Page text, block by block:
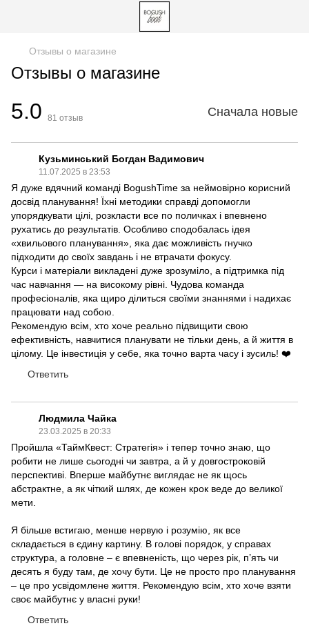
Отзывы о магазине
Отзывы о магазине
5.0 81 отзыв Сначала новые
Кузьминський Богдан Вадимович
11.07.2025 в 23:53
Я дуже вдячний команді BogushTime за неймовірно корисний
досвід планування! Їхні методики справді допомогли
упорядкувати цілі, розкласти все по поличках і впевнено
рухатись до результатів. Особливо сподобалась ідея
«хвильового планування», яка дає можливість гнучко
підходити до своїх завдань і не втрачати фокусу.
Курси і матеріали викладені дуже зрозуміло, а підтримка під
час навчання — на високому рівні. Чудова команда
професіоналів, яка щиро ділиться своїми знаннями і надихає
працювати над собою.
Рекомендую всім, хто хоче реально підвищити свою
ефективність, навчитися планувати не тільки день, а й життя в
цілому. Це інвестиція у себе, яка точно варта часу і зусиль! ❤️
Ответить
Людмила Чайка
23.03.2025 в 20:33
Пройшла «ТаймКвест: Стратегія» і тепер точно знаю, що
робити не лише сьогодні чи завтра, а й у довгостроковій
перспективі. Вперше майбутнє виглядає не як щось
абстрактне, а як чіткий шлях, де кожен крок веде до великої
мети.
Я більше встигаю, менше нервую і розумію, як все
складається в єдину картину. В голові порядок, у справах
структура, а головне – є впевненість, що через рік, п’ять чи
десять я буду там, де хочу бути. Це не просто про планування
– це про усвідомлене життя. Рекомендую всім, хто хоче взяти
своє майбутнє у власні руки!
Ответить